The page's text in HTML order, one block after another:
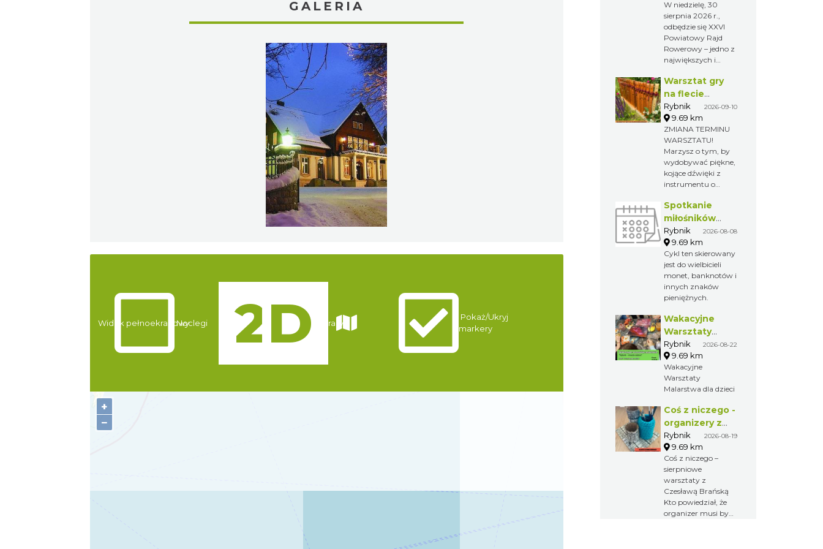
GALERIA
+
−
Widok pełnoekranowy:Noclegi Trasy
Pokaż/Ukryj
markery
W niedzielę, 30
sierpnia 2026 r.,
odbędzie się XXVI
Powiatowy Rajd
Rowerowy – jedno z
największych i
wybieranych
wydarzeń
rekreacyjnych w
regionie. Tegoroczna
edycja rozpocznie
się w Wodzisławiu
Śląskim, a zakończy
w Gminie Gorzyce,
gdzie na
uczestników czekać
Rowerowy z
licznymi atrakcjami.
Warsztat gry
na flecie
indiańskim –
pierwsze kroki
w świecie
melodii
Rybnik 2026-09-10
9.69 km
ZMIANA TERMINU
WARSZTATU!
Marzysz o tym, by
wydobywać piękne,
kojące dźwięki z
instrumentu o
brzmieniu? A może
po prostu chcesz
spróbować czegoś
nowego i
odprężającego?
Zapraszamy na
wyjątkowy warsztat
gry na flecie
indiańskim –
i dostępny dla
każdego, nawet bez
doświadczenia
muzycznego.
Spotkanie
miłośników
numizmatów
Rybnik 2026-08-08
9.69 km
Cykl ten skierowany
jest do wielbicieli
monet, banknotów i
innych znaków
pieniężnych.
Wakacyjne
Warsztaty
Malarskie
"Rybnik -
miasto zieleni"
Rybnik 2026-08-22
9.69 km
Wakacyjne
Warsztaty
Malarstwa dla dzieci
Coś z niczego -
organizery z
tektury, z
makramy...
Rybnik 2026-08-19
9.69 km
Coś z niczego –
sierpniowe
warsztaty z
Czesławą Brańską
Kto powiedział, że
organizer musi być